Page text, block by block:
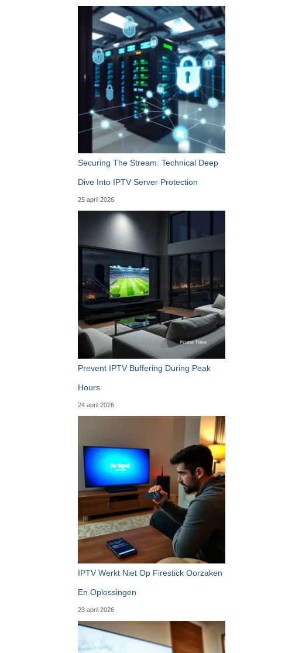
Securing The Stream: Technical Deep
Dive Into IPTV Server Protection
25 april 2026
Prevent IPTV Buffering During Peak
Hours
24 april 2026
IPTV Werkt Niet Op Firestick Oorzaken
En Oplossingen
23 april 2026